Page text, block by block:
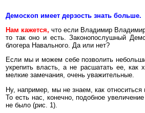
Демоскоп имеет дерзость знать больше.
Нам кажется, что если Владимир
то так оно и есть. Законопослушный
блогера Навального. Да или нет?
Если мы и можем себе позволить
укрепить власть, а не расшатать ее,
мелкие замечания, очень уважительные.
Ну, например, мы не знаем, как относиться
То есть нас, конечно, подобное
не было (рис. 1).